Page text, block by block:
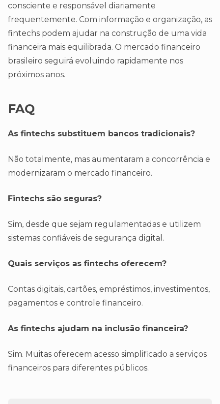
consciente e responsável diariamente
frequentemente. Com informação e organização, as
fintechs podem ajudar na construção de uma vida
financeira mais equilibrada. O mercado financeiro
brasileiro seguirá evoluindo rapidamente nos
próximos anos.
FAQ
As fintechs substituem bancos tradicionais?
Não totalmente, mas aumentaram a concorrência e
modernizaram o mercado financeiro.
Fintechs são seguras?
Sim, desde que sejam regulamentadas e utilizem
sistemas confiáveis de segurança digital.
Quais serviços as fintechs oferecem?
Contas digitais, cartões, empréstimos, investimentos,
pagamentos e controle financeiro.
As fintechs ajudam na inclusão financeira?
Sim. Muitas oferecem acesso simplificado a serviços
financeiros para diferentes públicos.